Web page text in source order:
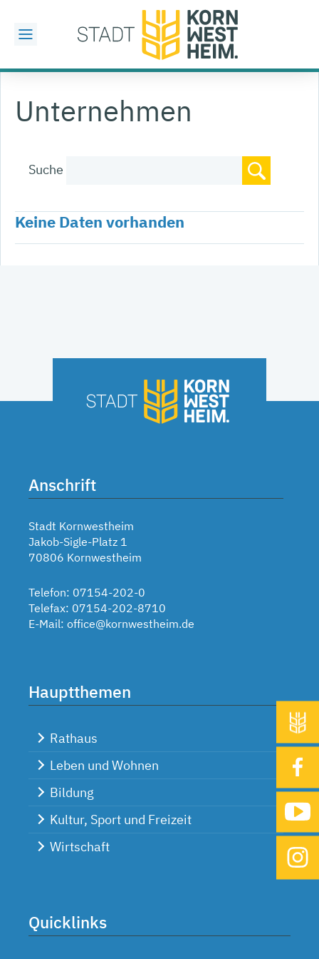
Unternehmen
Suche
Keine Daten vorhanden
Anschrift
Stadt Kornwestheim
Jakob-Sigle-Platz 1
70806 Kornwestheim
Telefon: 07154-202-0
Telefax: 07154-202-8710
E-Mail: office@kornwestheim.de
Hauptthemen
Rathaus
Leben und Wohnen
Bildung
Kultur, Sport und Freizeit
Wirtschaft
Quicklinks